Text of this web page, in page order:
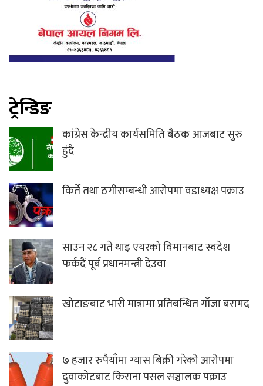
ट्रेन्डिङ
कांग्रेस केन्द्रीय कार्यसमिति बैठक आजबाट सुरु
हुंदै
किर्ते तथा ठगीसम्बन्धी आरोपमा वडाध्यक्ष पक्राउ
साउन २८ गते थाइ एयरको विमानबाट स्वदेश
फर्कदैं पूर्ब प्रधानमन्त्री देउवा
खोटाङबाट भारी मात्रामा प्रतिबन्धित गाँजा बरामद
७ हजार रुपैयाँमा ग्यास बिक्री गरेको आरोपमा
दुवाकोटबाट किराना पसल सञ्चालक पक्राउ